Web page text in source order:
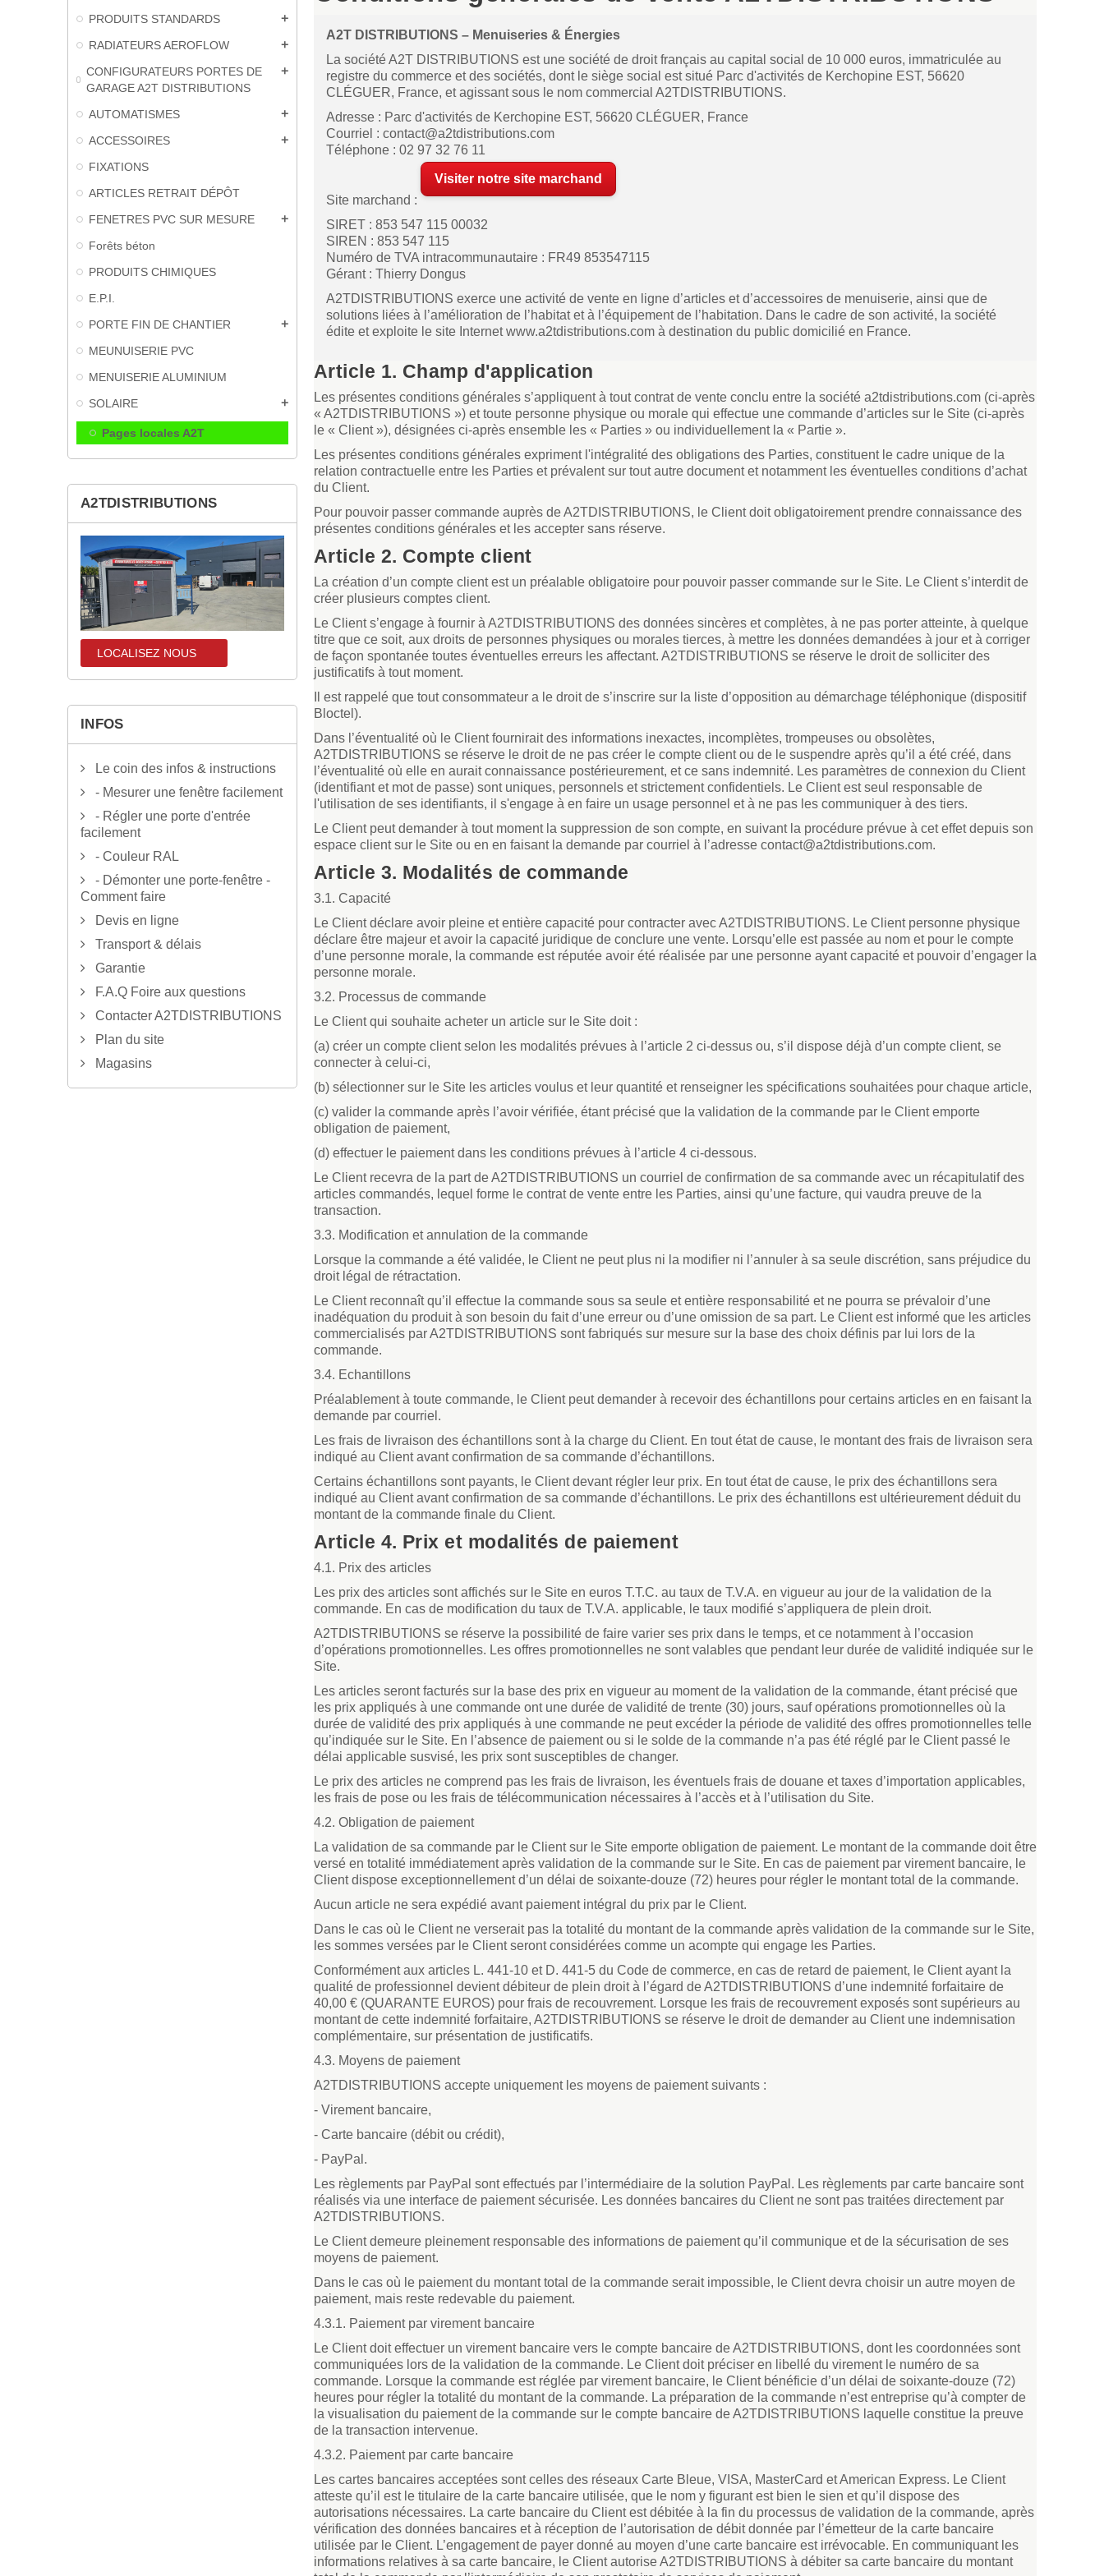
PRODUITS STANDARDS add
RADIATEURS AEROFLOW add
CONFIGURATEURS PORTES DE
GARAGE A2T DISTRIBUTIONS
add
AUTOMATISMES add
ACCESSOIRES add
FIXATIONS
ARTICLES RETRAIT DÉPÔT
FENETRES PVC SUR MESURE
add
Forêts béton
PRODUITS CHIMIQUES
E.P.I.
PORTE FIN DE CHANTIER
add
MEUNUISERIE PVC
MENUISERIE ALUMINIUM
SOLAIRE
add
Pages locales A2T
A2TDISTRIBUTIONS
LOCALISEZ NOUS localisez-nous
INFOS
Le coin des infos & instructions
- Mesurer une fenêtre facilement
- Régler une porte d'entrée
facilement
- Couleur RAL
- Démonter une porte-fenêtre -
Comment faire
Devis en ligne
Transport & délais
Garantie
F.A.Q Foire aux questions
Contacter A2TDISTRIBUTIONS
Plan du site
Magasins
A2T DISTRIBUTIONS – Menuiseries & Énergies
La société A2T DISTRIBUTIONS est une société de droit français au capital social de 10 000 euros, immatriculée au
registre du commerce et des sociétés, dont le siège social est situé Parc d'activités de Kerchopine EST, 56620
CLÉGUER, France, et agissant sous le nom commercial A2TDISTRIBUTIONS.
Adresse : Parc d'activités de Kerchopine EST, 56620 CLÉGUER, France
Courriel : contact@a2tdistributions.com
Téléphone : 02 97 32 76 11
Site marchand :
Visiter notre site marchand
SIRET : 853 547 115 00032
SIREN : 853 547 115
Numéro de TVA intracommunautaire : FR49 853547115
Gérant : Thierry Dongus
A2TDISTRIBUTIONS exerce une activité de vente en ligne d’articles et d’accessoires de menuiserie, ainsi que de
solutions liées à l’amélioration de l’habitat et à l’équipement de l’habitation. Dans le cadre de son activité, la société
édite et exploite le site Internet www.a2tdistributions.com à destination du public domicilié en France.
Article 1. Champ d'application
Les présentes conditions générales s’appliquent à tout contrat de vente conclu entre la société a2tdistributions.com (ci-après
« A2TDISTRIBUTIONS ») et toute personne physique ou morale qui effectue une commande d’articles sur le Site (ci-après
le « Client »), désignées ci-après ensemble les « Parties » ou individuellement la « Partie ».
Les présentes conditions générales expriment l'intégralité des obligations des Parties, constituent le cadre unique de la
relation contractuelle entre les Parties et prévalent sur tout autre document et notamment les éventuelles conditions d’achat
du Client.
Pour pouvoir passer commande auprès de A2TDISTRIBUTIONS, le Client doit obligatoirement prendre connaissance des
présentes conditions générales et les accepter sans réserve.
Article 2. Compte client
La création d’un compte client est un préalable obligatoire pour pouvoir passer commande sur le Site. Le Client s’interdit de
créer plusieurs comptes client.
Le Client s’engage à fournir à A2TDISTRIBUTIONS des données sincères et complètes, à ne pas porter atteinte, à quelque
titre que ce soit, aux droits de personnes physiques ou morales tierces, à mettre les données demandées à jour et à corriger
de façon spontanée toutes éventuelles erreurs les affectant. A2TDISTRIBUTIONS se réserve le droit de solliciter des
justificatifs à tout moment.
Il est rappelé que tout consommateur a le droit de s’inscrire sur la liste d’opposition au démarchage téléphonique (dispositif
Bloctel).
Dans l’éventualité où le Client fournirait des informations inexactes, incomplètes, trompeuses ou obsolètes,
A2TDISTRIBUTIONS se réserve le droit de ne pas créer le compte client ou de le suspendre après qu’il a été créé, dans
l’éventualité où elle en aurait connaissance postérieurement, et ce sans indemnité. Les paramètres de connexion du Client
(identifiant et mot de passe) sont uniques, personnels et strictement confidentiels. Le Client est seul responsable de
l'utilisation de ses identifiants, il s'engage à en faire un usage personnel et à ne pas les communiquer à des tiers.
Le Client peut demander à tout moment la suppression de son compte, en suivant la procédure prévue à cet effet depuis son
espace client sur le Site ou en en faisant la demande par courriel à l’adresse contact@a2tdistributions.com.
Article 3. Modalités de commande
3.1. Capacité
Le Client déclare avoir pleine et entière capacité pour contracter avec A2TDISTRIBUTIONS. Le Client personne physique
déclare être majeur et avoir la capacité juridique de conclure une vente. Lorsqu’elle est passée au nom et pour le compte
d’une personne morale, la commande est réputée avoir été réalisée par une personne ayant capacité et pouvoir d’engager la
personne morale.
3.2. Processus de commande
Le Client qui souhaite acheter un article sur le Site doit :
(a) créer un compte client selon les modalités prévues à l’article 2 ci-dessus ou, s’il dispose déjà d’un compte client, se
connecter à celui-ci,
(b) sélectionner sur le Site les articles voulus et leur quantité et renseigner les spécifications souhaitées pour chaque article,
(c) valider la commande après l’avoir vérifiée, étant précisé que la validation de la commande par le Client emporte
obligation de paiement,
(d) effectuer le paiement dans les conditions prévues à l’article 4 ci-dessous.
Le Client recevra de la part de A2TDISTRIBUTIONS un courriel de confirmation de sa commande avec un récapitulatif des
articles commandés, lequel forme le contrat de vente entre les Parties, ainsi qu’une facture, qui vaudra preuve de la
transaction.
3.3. Modification et annulation de la commande
Lorsque la commande a été validée, le Client ne peut plus ni la modifier ni l’annuler à sa seule discrétion, sans préjudice du
droit légal de rétractation.
Le Client reconnaît qu’il effectue la commande sous sa seule et entière responsabilité et ne pourra se prévaloir d’une
inadéquation du produit à son besoin du fait d’une erreur ou d’une omission de sa part. Le Client est informé que les articles
commercialisés par A2TDISTRIBUTIONS sont fabriqués sur mesure sur la base des choix définis par lui lors de la
commande.
3.4. Echantillons
Préalablement à toute commande, le Client peut demander à recevoir des échantillons pour certains articles en en faisant la
demande par courriel.
Les frais de livraison des échantillons sont à la charge du Client. En tout état de cause, le montant des frais de livraison sera
indiqué au Client avant confirmation de sa commande d’échantillons.
Certains échantillons sont payants, le Client devant régler leur prix. En tout état de cause, le prix des échantillons sera
indiqué au Client avant confirmation de sa commande d’échantillons. Le prix des échantillons est ultérieurement déduit du
montant de la commande finale du Client.
Article 4. Prix et modalités de paiement
4.1. Prix des articles
Les prix des articles sont affichés sur le Site en euros T.T.C. au taux de T.V.A. en vigueur au jour de la validation de la
commande. En cas de modification du taux de T.V.A. applicable, le taux modifié s’appliquera de plein droit.
A2TDISTRIBUTIONS se réserve la possibilité de faire varier ses prix dans le temps, et ce notamment à l’occasion
d’opérations promotionnelles. Les offres promotionnelles ne sont valables que pendant leur durée de validité indiquée sur le
Site.
Les articles seront facturés sur la base des prix en vigueur au moment de la validation de la commande, étant précisé que
les prix appliqués à une commande ont une durée de validité de trente (30) jours, sauf opérations promotionnelles où la
durée de validité des prix appliqués à une commande ne peut excéder la période de validité des offres promotionnelles telle
qu’indiquée sur le Site. En l’absence de paiement ou si le solde de la commande n’a pas été réglé par le Client passé le
délai applicable susvisé, les prix sont susceptibles de changer.
Le prix des articles ne comprend pas les frais de livraison, les éventuels frais de douane et taxes d’importation applicables,
les frais de pose ou les frais de télécommunication nécessaires à l’accès et à l’utilisation du Site.
4.2. Obligation de paiement
La validation de sa commande par le Client sur le Site emporte obligation de paiement. Le montant de la commande doit être
versé en totalité immédiatement après validation de la commande sur le Site. En cas de paiement par virement bancaire, le
Client dispose exceptionnellement d’un délai de soixante-douze (72) heures pour régler le montant total de la commande.
Aucun article ne sera expédié avant paiement intégral du prix par le Client.
Dans le cas où le Client ne verserait pas la totalité du montant de la commande après validation de la commande sur le Site,
les sommes versées par le Client seront considérées comme un acompte qui engage les Parties.
Conformément aux articles L. 441-10 et D. 441-5 du Code de commerce, en cas de retard de paiement, le Client ayant la
qualité de professionnel devient débiteur de plein droit à l’égard de A2TDISTRIBUTIONS d’une indemnité forfaitaire de
40,00 € (QUARANTE EUROS) pour frais de recouvrement. Lorsque les frais de recouvrement exposés sont supérieurs au
montant de cette indemnité forfaitaire, A2TDISTRIBUTIONS se réserve le droit de demander au Client une indemnisation
complémentaire, sur présentation de justificatifs.
4.3. Moyens de paiement
A2TDISTRIBUTIONS accepte uniquement les moyens de paiement suivants :
- Virement bancaire,
- Carte bancaire (débit ou crédit),
- PayPal.
Les règlements par PayPal sont effectués par l’intermédiaire de la solution PayPal. Les règlements par carte bancaire sont
réalisés via une interface de paiement sécurisée. Les données bancaires du Client ne sont pas traitées directement par
A2TDISTRIBUTIONS.
Le Client demeure pleinement responsable des informations de paiement qu’il communique et de la sécurisation de ses
moyens de paiement.
Dans le cas où le paiement du montant total de la commande serait impossible, le Client devra choisir un autre moyen de
paiement, mais reste redevable du paiement.
4.3.1. Paiement par virement bancaire
Le Client doit effectuer un virement bancaire vers le compte bancaire de A2TDISTRIBUTIONS, dont les coordonnées sont
communiquées lors de la validation de la commande. Le Client doit préciser en libellé du virement le numéro de sa
commande. Lorsque la commande est réglée par virement bancaire, le Client bénéficie d’un délai de soixante-douze (72)
heures pour régler la totalité du montant de la commande. La préparation de la commande n’est entreprise qu’à compter de
la visualisation du paiement de la commande sur le compte bancaire de A2TDISTRIBUTIONS laquelle constitue la preuve
de la transaction intervenue.
4.3.2. Paiement par carte bancaire
Les cartes bancaires acceptées sont celles des réseaux Carte Bleue, VISA, MasterCard et American Express. Le Client
atteste qu’il est le titulaire de la carte bancaire utilisée, que le nom y figurant est bien le sien et qu’il dispose des
autorisations nécessaires. La carte bancaire du Client est débitée à la fin du processus de validation de la commande, après
vérification des données bancaires et à réception de l’autorisation de débit donnée par l’émetteur de la carte bancaire
utilisée par le Client. L’engagement de payer donné au moyen d’une carte bancaire est irrévocable. En communiquant les
informations relatives à sa carte bancaire, le Client autorise A2TDISTRIBUTIONS à débiter sa carte bancaire du montant